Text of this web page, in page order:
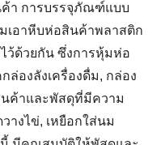
า การบรรจุภัณฑ์แบบ
เอาหีบห่อสินค้าพลาสติก
ว้ด้วยกัน ซึ่งการหุ้มห่อ
ล่องลังเครื่องดื่ม, กล่อง
นค้าและพัสดุที่มีความ
างไข่, เหยือกใส่นม